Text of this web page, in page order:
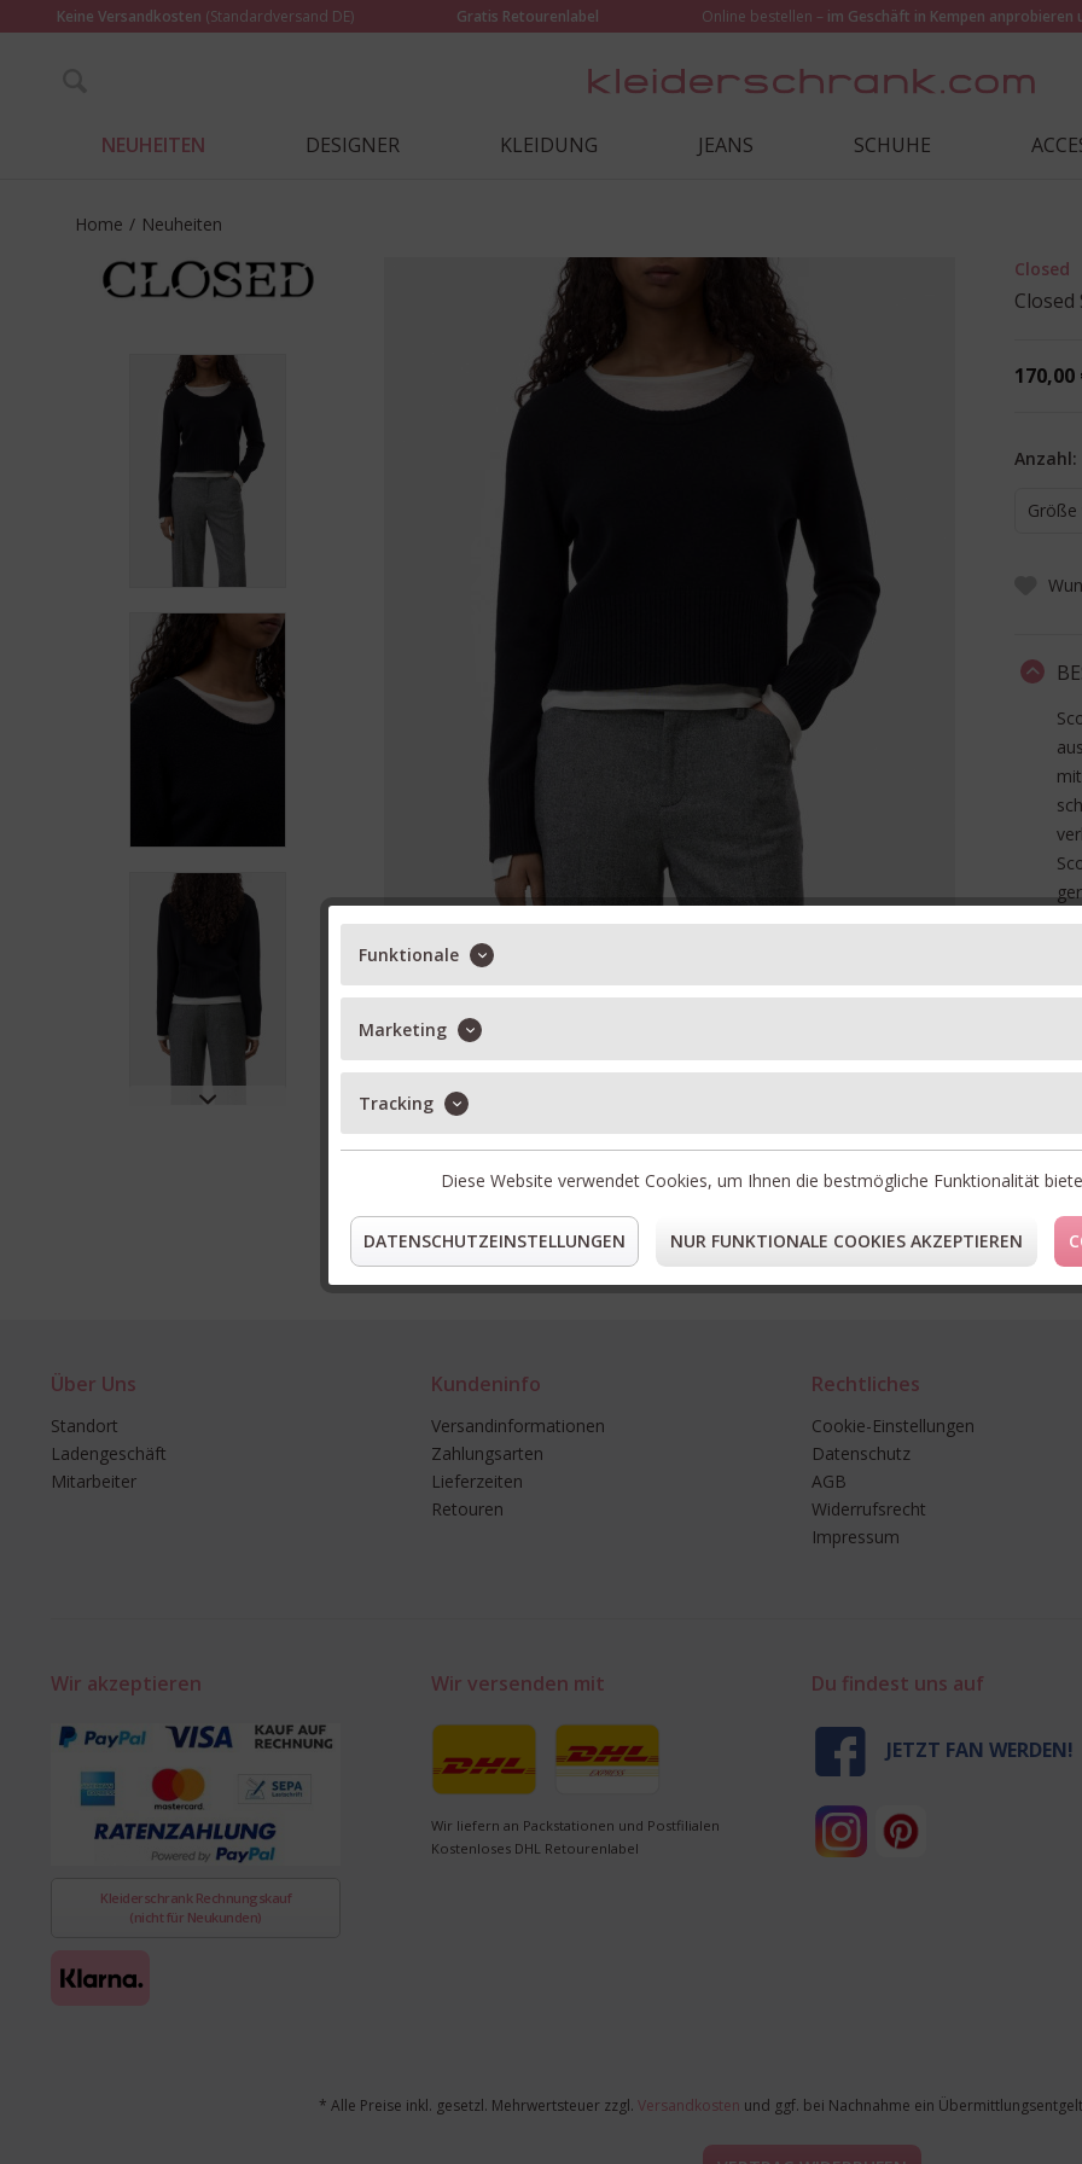
Keine Versandkosten (Standardversand DE) Gratis Retourenlabel Online bestellen – im Geschäft in Kempen anprobieren
NEUHEITEN DESIGNER KLEIDUNG JEANS SCHUHE
Home / Neuheiten
Closed
Closed
170,00
Anzahl:
Größe
* Preise
** Gilt für
Über Uns
Standort
Ladengeschäft
Mitarbeiter
Kundeninfo
Versandinformationen
Zahlungsarten
Lieferzeiten
Retouren
Rechtliches
Cookie-Einstellungen
Datenschutz
AGB
Widerrufsrecht
Impressum
Wir akzeptieren
Kleiderschrank Rechnungskauf
(nicht für Neukunden)
Wir versenden mit
Wir liefern an Packstationen und Postfilialen
Kostenloses DHL Retourenlabel
Du findest uns auf
JETZT FAN WERDEN!
* Alle Preise inkl. gesetzl. Mehrwertsteuer zzgl. Versandkosten und ggf. bei Nachnahme ein
Funktionale
Marketing
Tracking
Diese Website verwendet Cookies, um Ihnen die bestmögliche Funktionalität
DATENSCHUTZEINSTELLUNGEN NUR FUNKTIONALE COOKIES AKZEPTIEREN